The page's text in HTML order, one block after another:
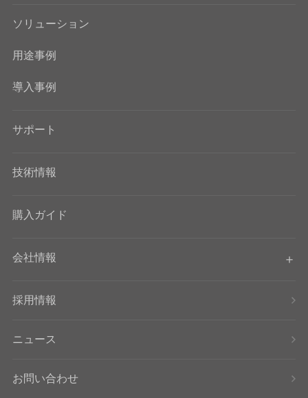
ソリューション
用途事例
導入事例
サポート
技術情報
購入ガイド
会社情報
採用情報
ニュース
お問い合わせ